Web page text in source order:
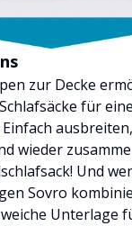
zur Decke
für
ausbreiten,
wieder
Und
Sovro
Unterlage